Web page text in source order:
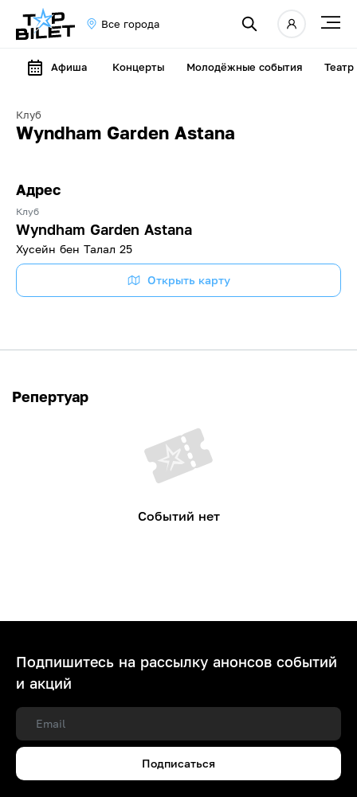
Все города
Афиша Концерты Молодёжные события Театр
Клуб
Wyndham Garden Astana
Адрес
Клуб
Wyndham Garden Astana
Хусейн бен Талал 25
Открыть карту
Репертуар
Событий нет
Подпишитесь на рассылку анонсов событий
и акций
Подписаться